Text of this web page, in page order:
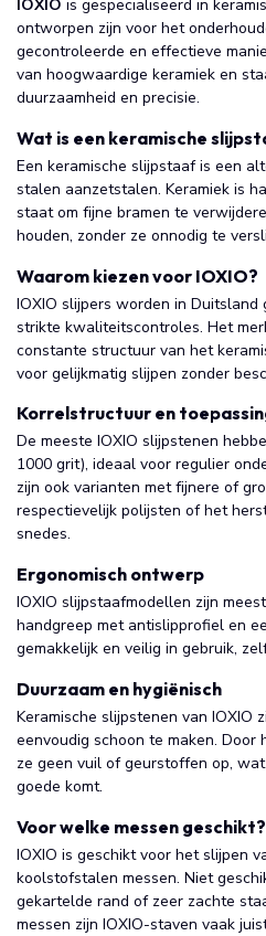
IOXIO is gespecialiseerd in
ontworpen zijn voor het
gecontroleerde en effectieve
van hoogwaardige keramiek en
duurzaamheid en precisie.
Wat is een keramische
Een keramische slijpstaaf is een
stalen aanzetstalen. Keramiek is
staat om fijne bramen te
houden, zonder ze onnodig te
Waarom kiezen voor IOXIO?
IOXIO slijpers worden in
strikte kwaliteitscontroles. Het
constante structuur van het
voor gelijkmatig slijpen zonder
Korrelstructuur en
De meeste IOXIO slijpstenen
1000 grit), ideaal voor regulier
zijn ook varianten met fijnere of
respectievelijk polijsten of het
snedes.
Ergonomisch ontwerp
IOXIO slijpstaafmodellen zijn
handgreep met antislipprofiel en
gemakkelijk en veilig in gebruik,
Duurzaam en hygiënisch
Keramische slijpstenen van IOXIO
eenvoudig schoon te maken.
ze geen vuil of geurstoffen op,
goede komt.
Voor welke messen geschikt?
IOXIO is geschikt voor het slijpen
koolstofstalen messen. Niet
gekartelde rand of zeer zachte
messen zijn IOXIO-staven vaak